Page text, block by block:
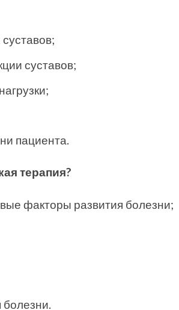
суставов;
пациента.
терапия?
факторы развития болезни;
болезни.